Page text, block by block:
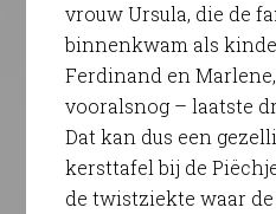
vrouw Ursula, die de
binnenkwam als
Ferdinand en
vooralsnog – laatste
Dat kan dus een
kersttafel bij de
de twistziekte waar